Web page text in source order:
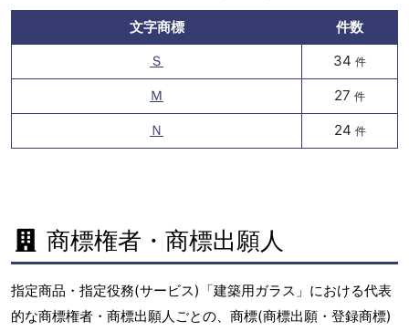
文字商標
件数
Ｓ
34 件
Ｍ 27 件
Ｎ 24 件
商標権者・商標出願人
指定商品・指定役務(サービス)「建築用ガラス」における代表
的な商標権者・商標出願人ごとの、商標(商標出願・登録商標)